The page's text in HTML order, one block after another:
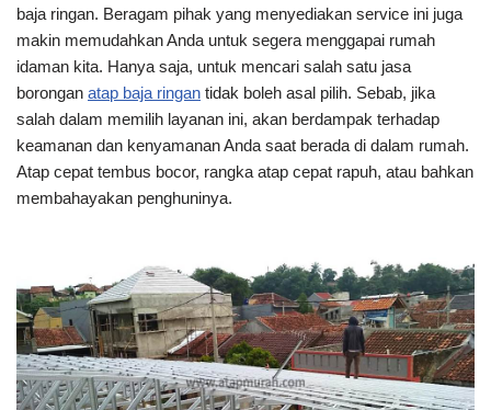
baja ringan. Beragam pihak yang menyediakan service ini juga
makin memudahkan Anda untuk segera menggapai rumah
idaman kita. Hanya saja, untuk mencari salah satu jasa
borongan atap baja ringan tidak boleh asal pilih. Sebab, jika
salah dalam memilih layanan ini, akan berdampak terhadap
keamanan dan kenyamanan Anda saat berada di dalam rumah.
Atap cepat tembus bocor, rangka atap cepat rapuh, atau bahkan
membahayakan penghuninya.